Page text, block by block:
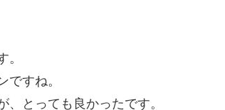
すね。
とっても良かったです。